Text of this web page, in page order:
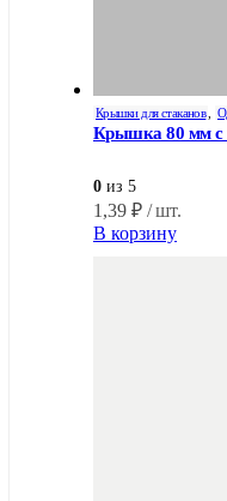
Крышки для стаканов
Крышка 80 мм с
0 из 5
1,39 ₽ / шт.
В корзину